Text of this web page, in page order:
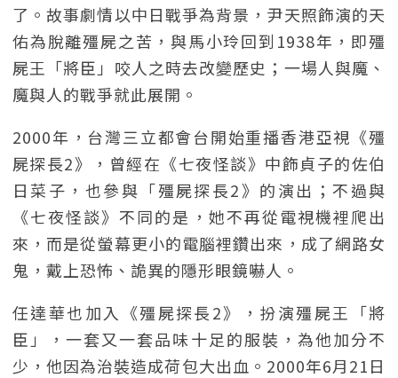
了。故事劇情以中日戰爭為背景，尹天照飾演的天
佑為脫離殭屍之苦，與馬小玲回到1938年，即殭
屍王「將臣」咬人之時去改變歷史；一場人與魔、
魔與人的戰爭就此展開。
2000年，台灣三立都會台開始重播香港亞視《殭
屍探長2》，曾經在《七夜怪談》中飾貞子的佐伯
日菜子，也參與「殭屍探長2》的演出；不過與
《七夜怪談》不同的是，她不再從電視機裡爬出
來，而是從螢幕更小的電腦裡鑽出來，成了網路女
鬼，戴上恐怖、詭異的隱形眼鏡嚇人。
任達華也加入《殭屍探長2》，扮演殭屍王「將
臣」，一套又一套品味十足的服裝，為他加分不
少，他因為治裝造成荷包大出血。2000年6月21日